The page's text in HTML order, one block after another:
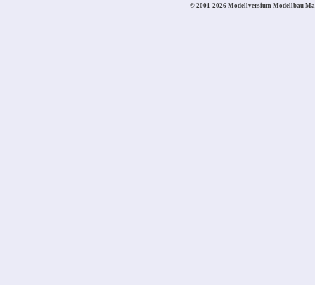
© 2001-2026 Modellversium Modellbau